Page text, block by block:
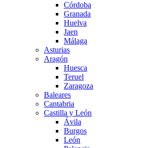
Córdoba
Granada
Huelva
Jaen
Málaga
Asturias
Aragón
Huesca
Teruel
Zaragoza
Baleares
Cantabria
Castilla y León
Ávila
Burgos
León